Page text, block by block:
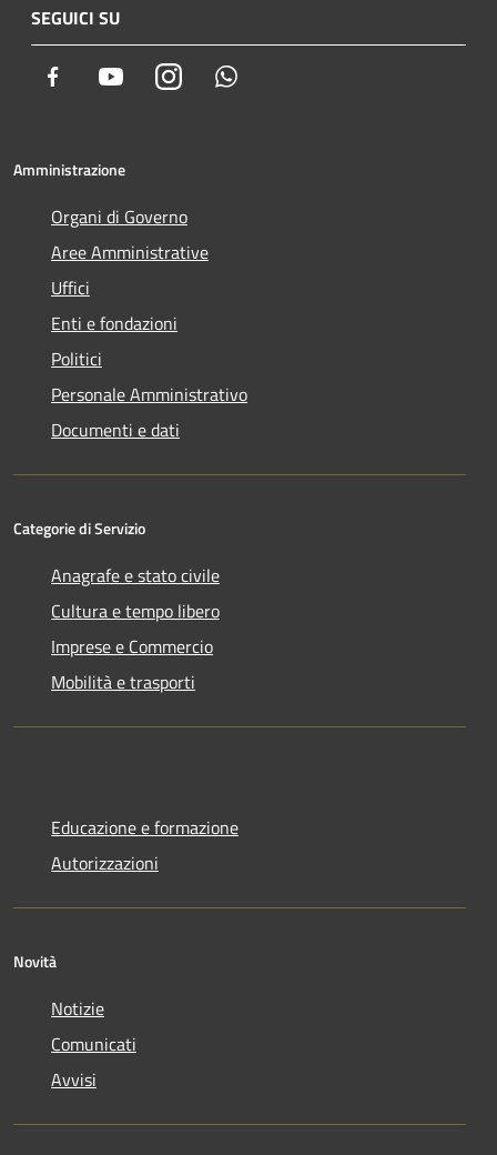
SEGUICI SU
Facebook YoutubeInstagram
Amministrazione
Organi di Governo
Aree Amministrative
Uffici
Enti e fondazioni
Politici
Personale Amministrativo
Documenti e dati
Categorie di Servizio
Anagrafe e stato civile
Cultura e tempo libero
Imprese e Commercio
Mobilità e trasporti
Educazione e formazione
Autorizzazioni
Novità
Notizie
Comunicati
Avvisi